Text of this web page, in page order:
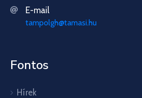
E-mail
tampolgh@tamasi.hu
Fontos
Hírek